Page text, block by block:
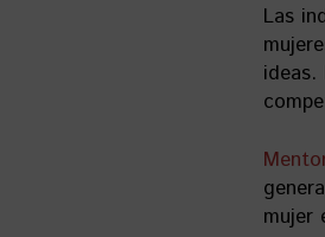
Las
mujer